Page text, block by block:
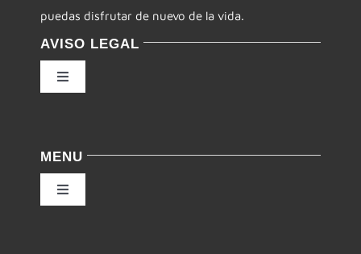
puedas disfrutar de nuevo de la vida.
AVISO LEGAL
Toggle
Condiciones de uso
MENU
Toggle